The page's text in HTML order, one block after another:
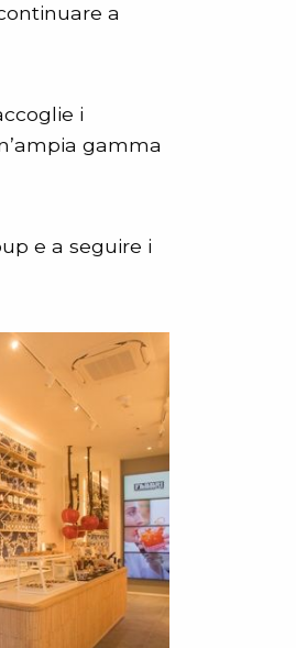
a
i
gamma
e a seguire i